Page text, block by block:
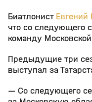
Биатлонист Евгений
что со следующего
команду
Предыдущие три
выступал за
— Со следующего